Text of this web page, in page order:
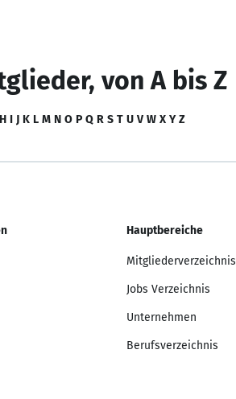
von A bis Z
H I J K L M N O P Q R S T U V W X Y Z
Hauptbereiche
Mitgliederverzeichnis
Jobs Verzeichnis
Unternehmen
Berufsverzeichnis